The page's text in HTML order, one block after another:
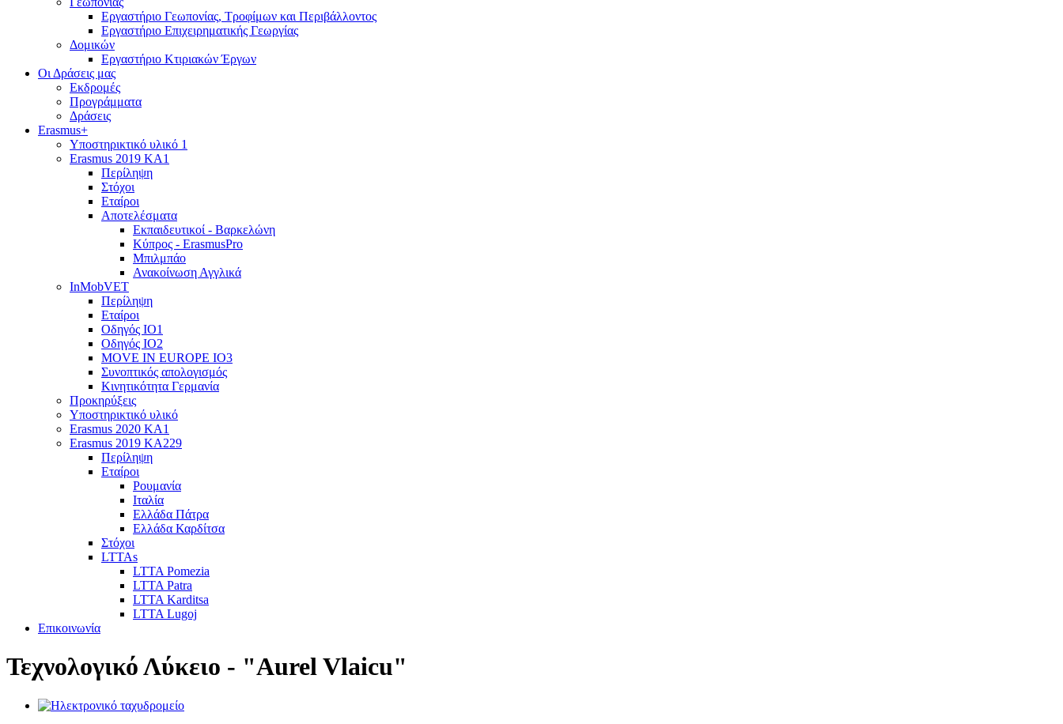
Εργαστήριο Γεωπονίας, Τροφίμων και Περιβάλλοντος
Εργαστήριο Επιχειρηματικής Γεωργίας
Δομικών
Εργαστήριο Κτιριακών Έργων
Οι Δράσεις μας
Εκδρομές
Προγράμματα
Δράσεις
Erasmus+
Υποστηρικτικό υλικό 1
Erasmus 2019 KA1
Περίληψη
Στόχοι
Εταίροι
Αποτελέσματα
Εκπαιδευτικοί - Βαρκελώνη
Κύπρος - ErasmusPro
Μπιλμπάο
Ανακοίνωση Αγγλικά
InMobVET
Περίληψη
Εταίροι
Οδηγός ΙΟ1
Οδηγός ΙΟ2
MOVE IN EUROPE IO3
Συνοπτικός απολογισμός
Κινητικότητα Γερμανία
Προκηρύξεις
Υποστηρικτικό υλικό
Erasmus 2020 KA1
Erasmus 2019 KA229
Περίληψη
Εταίροι
Ρουμανία
Ιταλία
Ελλάδα Πάτρα
Ελλάδα Καρδίτσα
Στόχοι
LTTAs
LTTA Pomezia
LTTA Patra
LTTA Karditsa
LTTA Lugoj
Επικοινωνία
Τεχνολογικό Λύκειο - "Aurel Vlaicu"